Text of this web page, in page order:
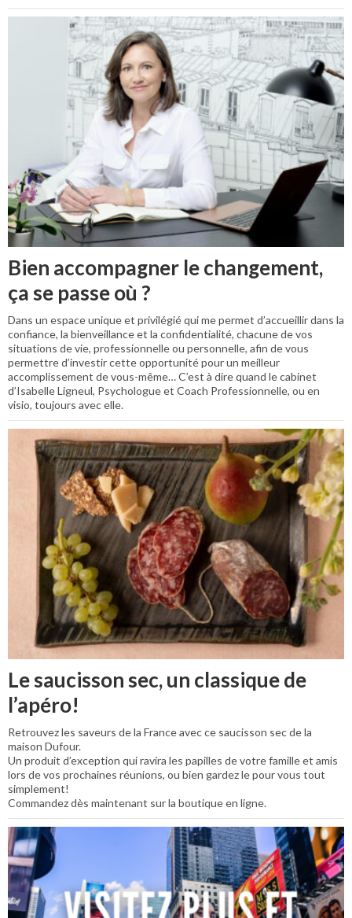
Bien accompagner le changement,
ça se passe où ?
Dans un espace unique et privilégié qui me permet d’accueillir dans la
confiance, la bienveillance et la confidentialité, chacune de vos
situations de vie, professionnelle ou personnelle, afin de vous
permettre d’investir cette opportunité pour un meilleur
accomplissement de vous-même… C’est à dire quand le cabinet
d’Isabelle Ligneul, Psychologue et Coach Professionnelle, ou en
visio, toujours avec elle.
Le saucisson sec, un classique de
l’apéro!
Retrouvez les saveurs de la France avec ce saucisson sec de la
maison Dufour.
Un produit d’exception qui ravira les papilles de votre famille et amis
lors de vos prochaines réunions, ou bien gardez le pour vous tout
simplement!
Commandez dès maintenant sur la boutique en ligne.